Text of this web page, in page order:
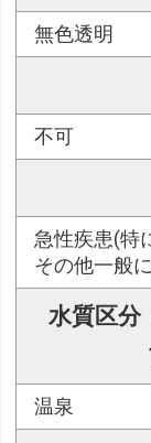
無色透明
不可
急性疾患(特
その他一般
水質区分
温泉